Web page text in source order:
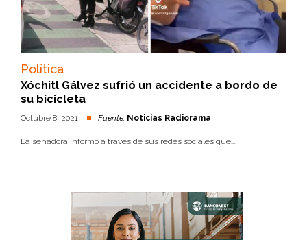
Política
Xóchitl Gálvez sufrió un accidente a bordo de
su bicicleta
Octubre 8, 2021 Fuente: Noticias Radiorama
La senadora informó a través de sus redes sociales que...